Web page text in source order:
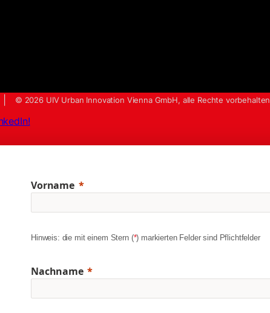
© 2026 UIV Urban Innovation Vienna GmbH, alle Rechte vorbehalten
Vorname
Hinweis: die mit einem Stern (*) markierten Felder sind Pflichtfelder
Nachname